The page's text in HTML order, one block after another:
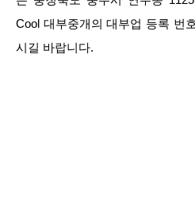
Cool 대부중개의 대부업 등록 번
시길 바랍니다.